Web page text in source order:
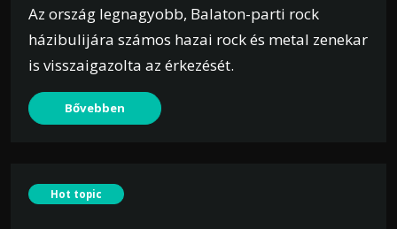
Az ország legnagyobb, Balaton-parti rock
házibulijára számos hazai rock és metal zenekar
is visszaigazolta az érkezését.
Bővebben
Hot topic